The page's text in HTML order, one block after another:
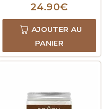
24.90€
AJOUTER AU
PANIER